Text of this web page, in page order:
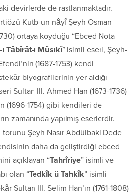
devirlerde de rastlanmaktadır.
Kutb-un nâyî Şeyh Osman
ortaya koyduğu “Ebced Nota
ı Tâbîrât-ı Mûsıkî” isimli eseri, Şeyh-
(1687-1753) kendi
biyografilerinin yer aldığı
Sultan III. Ahmed Han (1673-1736)
(1696-1754) gibi kendileri de
zamanında yapılmış eserlerdir.
Şeyh Nasır Abdülbaki Dede
daha da geliştirdiği ebced
açıklayan “Tahrîriye” isimli ve
olan “Tedkîk ü Tahkîk” isimli
Sultan III. Selim Han’ın (1761-1808)